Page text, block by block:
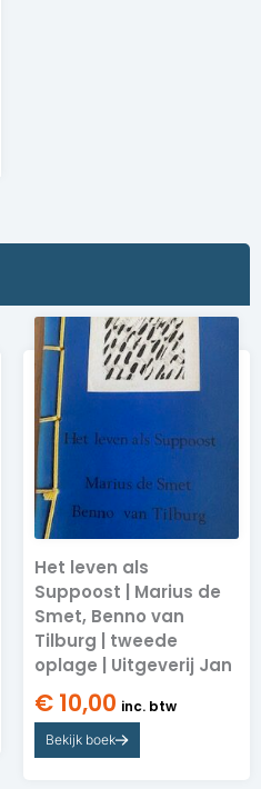
Het leven als
Suppoost | Marius de
Smet, Benno van
Tilburg | tweede
oplage | Uitgeverij Jan
€ 10,00 inc. btw
Bekijk boek